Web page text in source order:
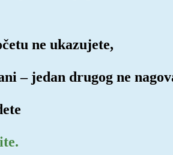
ne ukazujete,
– jedan drugog ne